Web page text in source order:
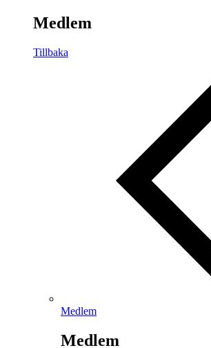
Medlem
Tillbaka
Medlem
Medlem